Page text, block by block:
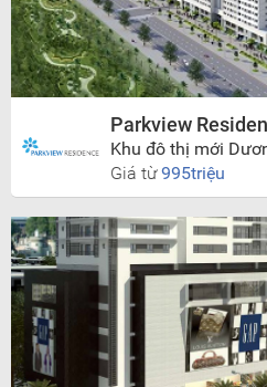
Parkview
Khu đô thị mới
Giá từ995triệu